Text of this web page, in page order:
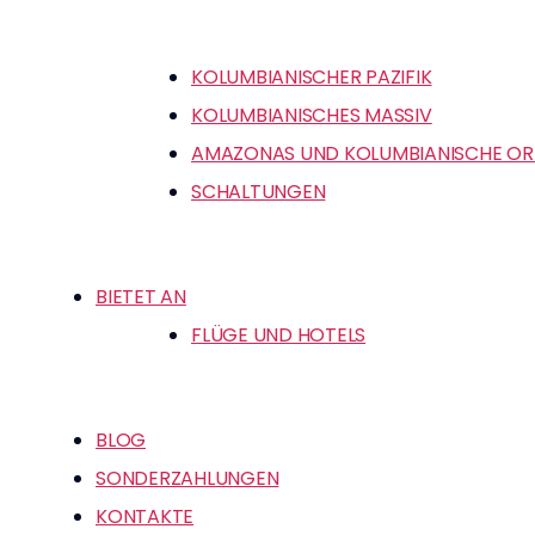
KOLUMBIANISCHER PAZIFIK
KOLUMBIANISCHES MASSIV
AMAZONAS UND KOLUMBIANISCHE
SCHALTUNGEN
BIETET AN
FLÜGE UND HOTELS
BLOG
SONDERZAHLUNGEN
KONTAKTE